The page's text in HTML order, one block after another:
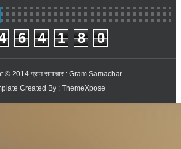
6 4 1 8 0
© 2014 ग्राम समाचार : Gram Samachar
Created By : ThemeXpose